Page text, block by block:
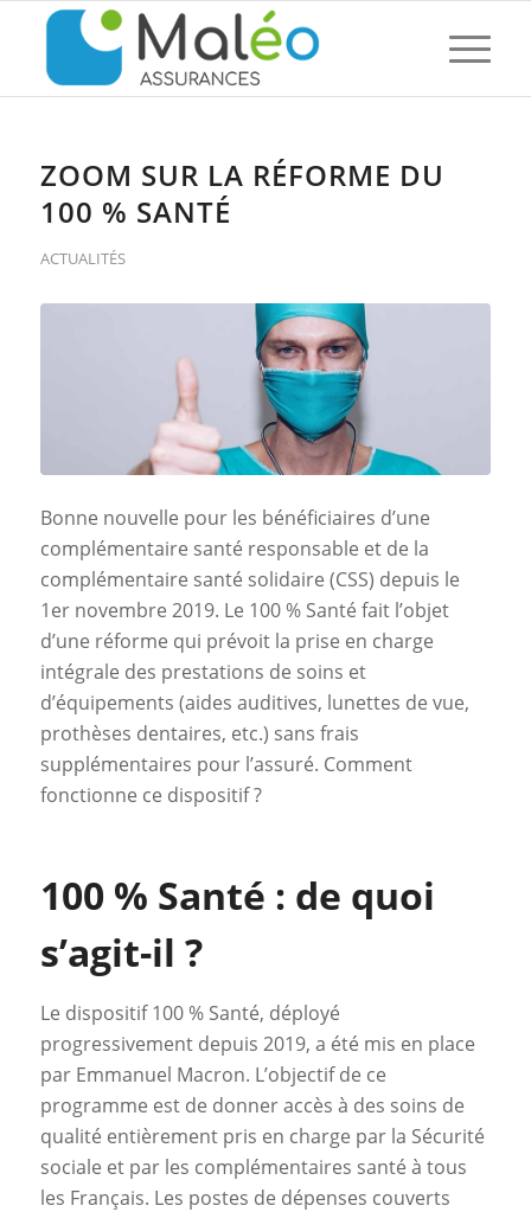
ZOOM SUR LA RÉFORME DU
100 % SANTÉ
ACTUALITÉS
Bonne nouvelle pour les bénéficiaires d’une
complémentaire santé responsable et de la
complémentaire santé solidaire (CSS) depuis le
1er novembre 2019. Le 100 % Santé fait l’objet
d’une réforme qui prévoit la prise en charge
intégrale des prestations de soins et
d’équipements (aides auditives, lunettes de vue,
prothèses dentaires, etc.) sans frais
supplémentaires pour l’assuré. Comment
fonctionne ce dispositif ?
100 % Santé : de quoi
s’agit-il ?
Le dispositif 100 % Santé, déployé
progressivement depuis 2019, a été mis en place
par Emmanuel Macron. L’objectif de ce
programme est de donner accès à des soins de
qualité entièrement pris en charge par la Sécurité
sociale et par les complémentaires santé à tous
les Français. Les postes de dépenses couverts